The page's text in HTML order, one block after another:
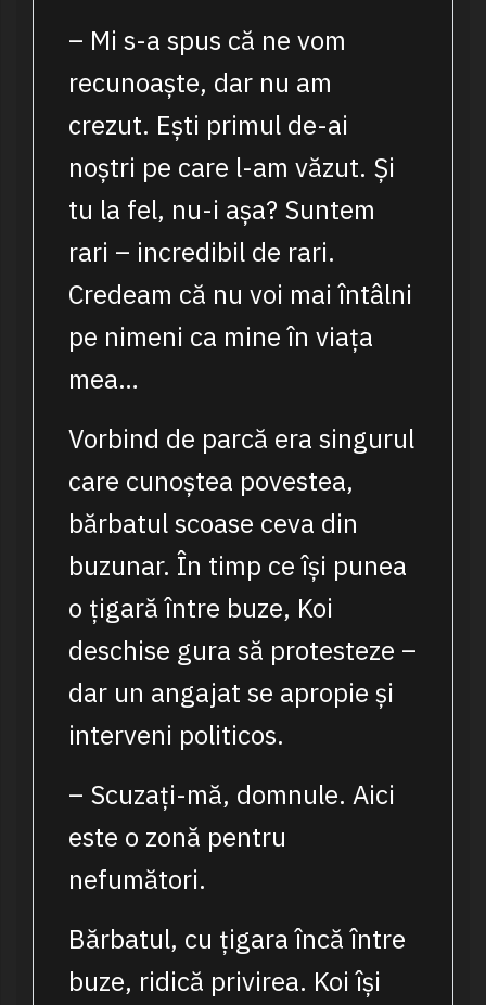
– Mi s-a spus că ne vom
recunoaște, dar nu am
crezut. Ești primul de-ai
noștri pe care l-am văzut. Și
tu la fel, nu-i așa? Suntem
rari – incredibil de rari.
Credeam că nu voi mai întâlni
pe nimeni ca mine în viața
mea…
Vorbind de parcă era singurul
care cunoștea povestea,
bărbatul scoase ceva din
buzunar. În timp ce își punea
o țigară între buze, Koi
deschise gura să protesteze –
dar un angajat se apropie și
interveni politicos.
– Scuzați-mă, domnule. Aici
este o zonă pentru
nefumători.
Bărbatul, cu țigara încă între
buze, ridică privirea. Koi își